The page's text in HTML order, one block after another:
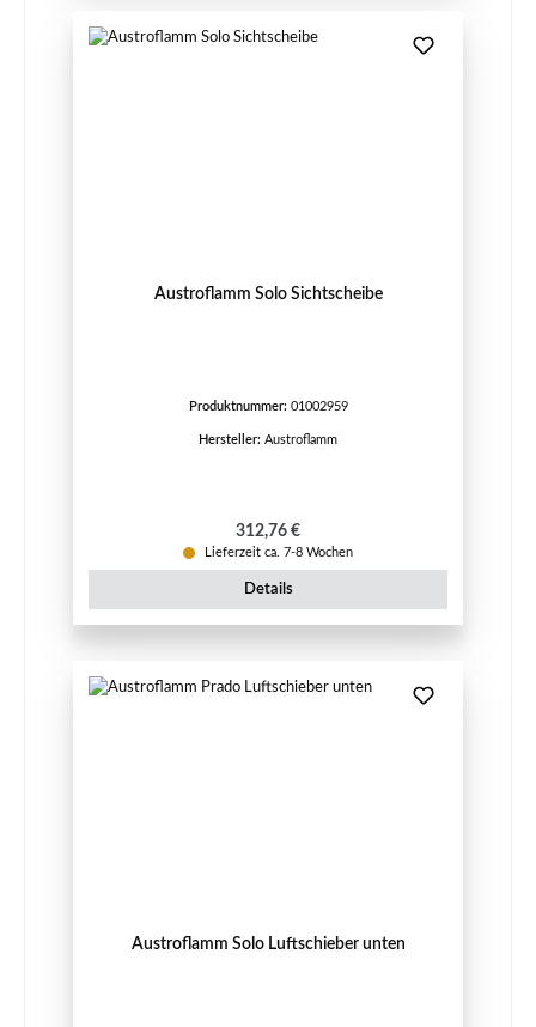
Austroflamm Solo Sichtscheibe
Produktnummer: 01002959
Hersteller: Austroflamm
Regulärer Preis:
312,76 €
Lieferzeit ca. 7-8 Wochen
Details
Austroflamm Solo Luftschieber unten